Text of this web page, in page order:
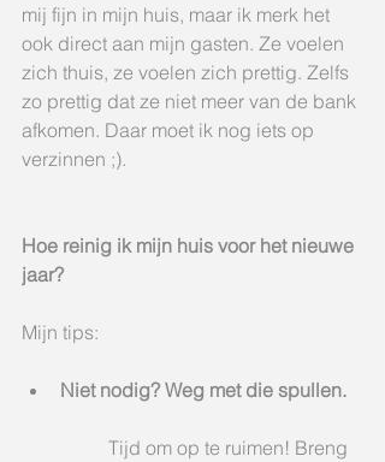
mij fijn in mijn huis, maar ik merk het
ook direct aan mijn gasten. Ze voelen
zich thuis, ze voelen zich prettig. Zelfs
zo prettig dat ze niet meer van de bank
afkomen. Daar moet ik nog iets op
verzinnen ;).
Hoe reinig ik mijn huis voor het nieuwe
jaar?
Mijn tips:
Niet nodig? Weg met die spullen.